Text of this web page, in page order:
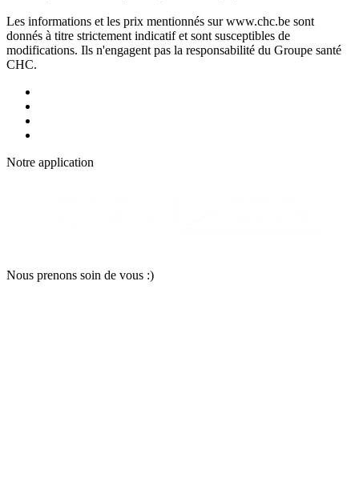
Les informations et les prix mentionnés sur www.chc.be sont
donnés à titre strictement indicatif et sont susceptibles de
modifications. Ils n'engagent pas la responsabilité du Groupe santé
CHC.
Notre application
Nous prenons soin de vous :)